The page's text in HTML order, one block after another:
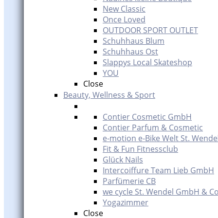
New Classic
Once Loved
OUTDOOR SPORT OUTLET
Schuhhaus Blum
Schuhhaus Ost
Slappys Local Skateshop
YOU
Close
Beauty, Wellness & Sport
Contier Cosmetic GmbH
Contier Parfum & Cosmetic
e-motion e-Bike Welt St.
Fit & Fun Fitnessclub
Glück Nails
Intercoiffure Team Lieb GmbH
Parfümerie CB
we cycle St. Wendel GmbH &
Yogazimmer
Close